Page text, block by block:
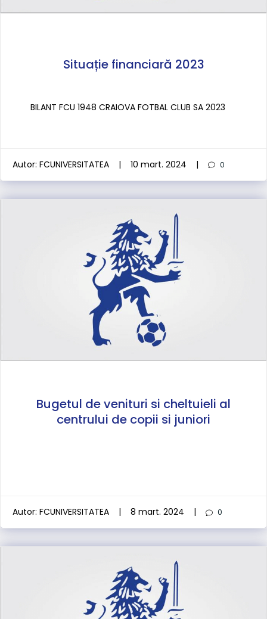
Situație financiară 2023
BILANT FCU 1948 CRAIOVA FOTBAL CLUB SA 2023
Autor: FCUNIVERSITATEA | 10 mart. 2024 | 0
Bugetul de venituri si cheltuieli al
centrului de copii si juniori
Autor: FCUNIVERSITATEA | 8 mart. 2024 | 0